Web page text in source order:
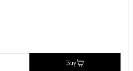
Buy